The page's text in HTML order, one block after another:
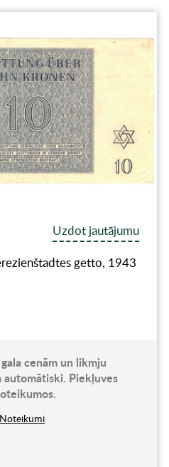
Uzdot jautājumu
getto, 1943
cenām un likmju
Piekļuves
Noteikumi